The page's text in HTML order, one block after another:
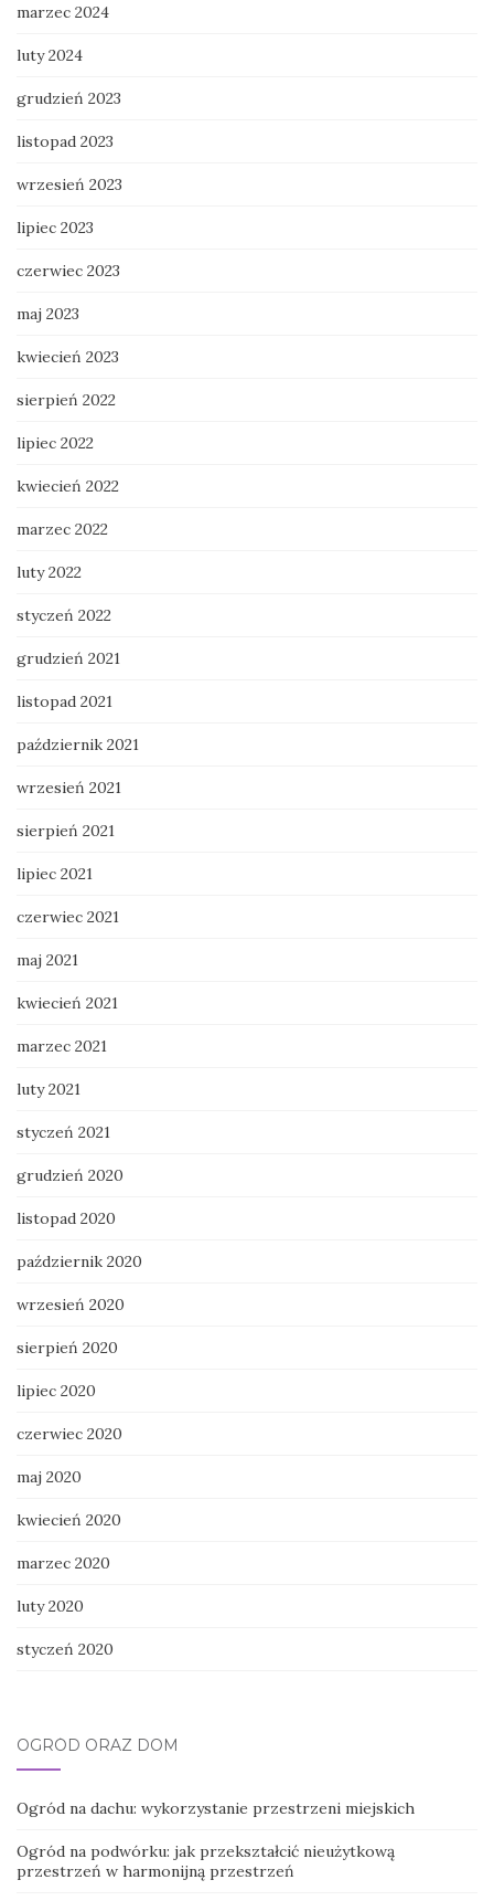
marzec 2024
luty 2024
grudzień 2023
listopad 2023
wrzesień 2023
lipiec 2023
czerwiec 2023
maj 2023
kwiecień 2023
sierpień 2022
lipiec 2022
kwiecień 2022
marzec 2022
luty 2022
styczeń 2022
grudzień 2021
listopad 2021
październik 2021
wrzesień 2021
sierpień 2021
lipiec 2021
czerwiec 2021
maj 2021
kwiecień 2021
marzec 2021
luty 2021
styczeń 2021
grudzień 2020
listopad 2020
październik 2020
wrzesień 2020
sierpień 2020
lipiec 2020
czerwiec 2020
maj 2020
kwiecień 2020
marzec 2020
luty 2020
styczeń 2020
OGRÓD ORAZ DOM
Ogród na dachu: wykorzystanie przestrzeni miejskich
Ogród na podwórku: jak przekształcić nieużytkową
przestrzeń w harmonijną przestrzeń